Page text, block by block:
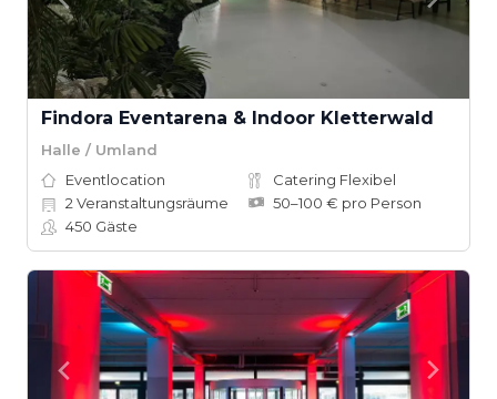
Findora Eventarena & Indoor Kletterwald
Halle / Umland
Eventlocation
Catering Flexibel
2 Veranstaltungsräume
50–100 € pro Person
450 Gäste